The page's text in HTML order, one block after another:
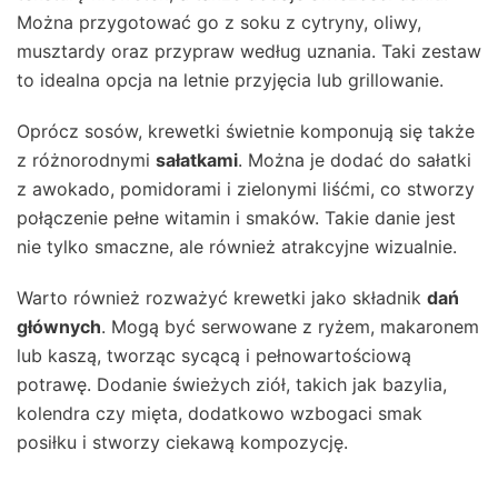
Można przygotować go z soku z cytryny, oliwy,
musztardy oraz przypraw według uznania. Taki zestaw
to idealna opcja na letnie przyjęcia lub grillowanie.
Oprócz sosów, krewetki świetnie komponują się także
z różnorodnymi sałatkami. Można je dodać do sałatki
z awokado, pomidorami i zielonymi liśćmi, co stworzy
połączenie pełne witamin i smaków. Takie danie jest
nie tylko smaczne, ale również atrakcyjne wizualnie.
Warto również rozważyć krewetki jako składnik dań
głównych. Mogą być serwowane z ryżem, makaronem
lub kaszą, tworząc sycącą i pełnowartościową
potrawę. Dodanie świeżych ziół, takich jak bazylia,
kolendra czy mięta, dodatkowo wzbogaci smak
posiłku i stworzy ciekawą kompozycję.